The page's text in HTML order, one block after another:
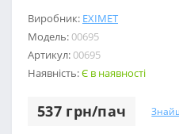
Виробник: EXIMET
Модель:00695
Артикул:00695
Наявність:Є в наявності
537 грн/пач